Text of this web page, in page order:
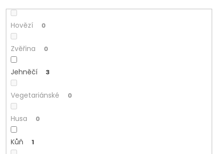
Hovězí 0
Zvěřina 0
Jehněčí 3
Vegetariánské 0
Husa 0
Kůň 1